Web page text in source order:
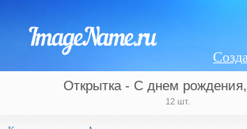
Открытка - С днем
12 шт.